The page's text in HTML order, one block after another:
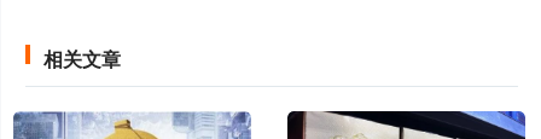
相关文章